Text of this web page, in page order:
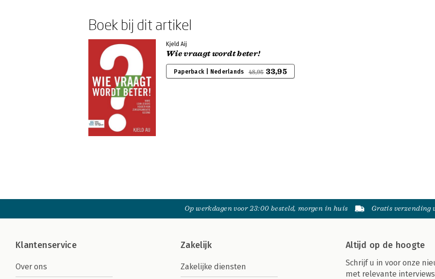
Boek bij dit artikel
Kjeld Aij
Wie vraagt wordt beter!
Paperback | Nederlands 48,95 33,95
Op werkdagen voor 23:00 besteld, morgen in huis Gratis verzending
Klantenservice
Over ons
Zakelijk
Zakelijke diensten
Altijd op de hoogte
Schrijf u in voor onze
met relevante